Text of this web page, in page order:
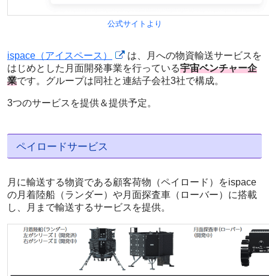
公式サイトより
ispace（アイスペース）
は、月への物資輸送サービスを
はじめとした月面開発事業を行っている宇宙ベンチャー企
業です。グループは同社と連結子会社3社で構成。
3つのサービスを提供＆提供予定。
ペイロードサービス
月に輸送する物資である顧客荷物（ペイロード）をispace
の月着陸船（ランダー）や月面探査車（ローバー）に搭載
し、月まで輸送するサービスを提供。